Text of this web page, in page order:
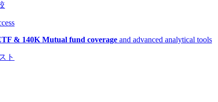
& 140K Mutual fund coverage and advanced analytical tools
ト